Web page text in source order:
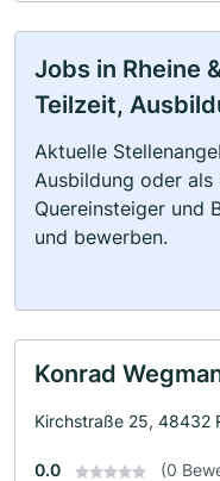
Jobs in Rheine
Teilzeit,
Aktuelle
Ausbildung oder
Quereinsteiger und
und bewerben.
Konrad
Kirchstraße 25, 48432
0.0 (0